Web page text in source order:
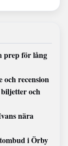
prep för lång
och recension
och
nära
i Örby